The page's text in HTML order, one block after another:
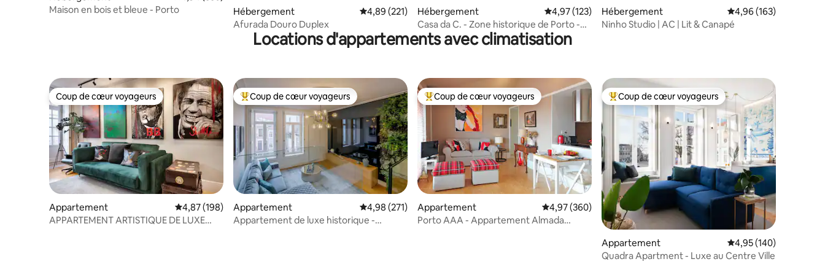
Maison en bois et bleue - Porto
Hébergement Évaluation moyenne sur la base de 221 commentaires : 4,89 sur 5
4,89 (221)
Afurada Douro Duplex
Hébergement Évaluation moyenne sur la base de 123 commentaires : 4,97 sur 5
4,97 (123)
Casa da C. - Zone historique de Porto -
Parking
Hébergement Évaluation moyenne
4,96 (163)
Ninho Studio | AC | Lit & Canapé
Locations d'appartements avec climatisation
Coup de cœur voyageurs
Coup de cœur voyageurs
Appartement Évaluation moyenne sur la base de 198 commentaires : 4,87 sur 5
4,87 (198)
APPARTEMENT ARTISTIQUE DE LUXE
Coups de cœur voyageurs les plus appréciés
Coup de cœur voyageurs
Appartement Évaluation moyenne sur la base de 271 commentaires : 4,98 sur 5
4,98 (271)
Appartement de luxe historique -
Coups de cœur voyageurs les plus appréciés
Coup de cœur voyageurs
Appartement Évaluation moyenne sur la base de 360 commentaires : 4,97 sur 5
4,97 (360)
Porto AAA - Appartement Almada
Coups de cœur voyageurs les plus appréciés
Coup de cœur voyageurs
Appartement Évaluation moyenne
4,95 (140)
Quadra Apartment - Luxe au Centre Ville